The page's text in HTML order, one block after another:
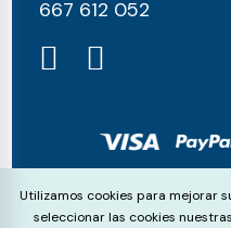
667 612 052​
©
Pago
Cookie Consent
Utilizamos cookies para mejorar
seleccionar las cookies